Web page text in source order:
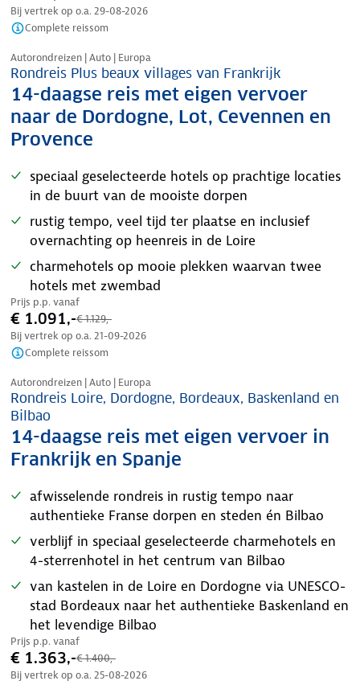
Bij vertrek op o.a. 29-08-2026
Complete reissom
Nazomer korting
Autorondreizen | Auto | Europa
Rondreis Plus beaux villages van Frankrijk
14-daagse reis met eigen vervoer
naar de Dordogne, Lot, Cevennen en
Provence
speciaal geselecteerde hotels op prachtige locaties
in de buurt van de mooiste dorpen
rustig tempo, veel tijd ter plaatse en inclusief
overnachting op heenreis in de Loire
charmehotels op mooie plekken waarvan twee
hotels met zwembad
Prijs p.p. vanaf
€ 1.091,-€ 1.129,-
Bij vertrek op o.a. 21-09-2026
Complete reissom
Nazomer korting
Autorondreizen | Auto | Europa
Rondreis Loire, Dordogne, Bordeaux, Baskenland en
Bilbao
14-daagse reis met eigen vervoer in
Frankrijk en Spanje
afwisselende rondreis in rustig tempo naar
authentieke Franse dorpen en steden én Bilbao
verblijf in speciaal geselecteerde charmehotels en
4-sterrenhotel in het centrum van Bilbao
van kastelen in de Loire en Dordogne via UNESCO-
stad Bordeaux naar het authentieke Baskenland en
het levendige Bilbao
Prijs p.p. vanaf
€ 1.363,-€ 1.400,-
Bij vertrek op o.a. 25-08-2026